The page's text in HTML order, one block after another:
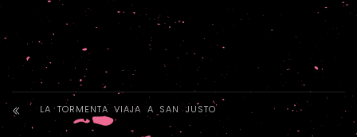
LA TORMENTA VIAJA A SAN JUSTO